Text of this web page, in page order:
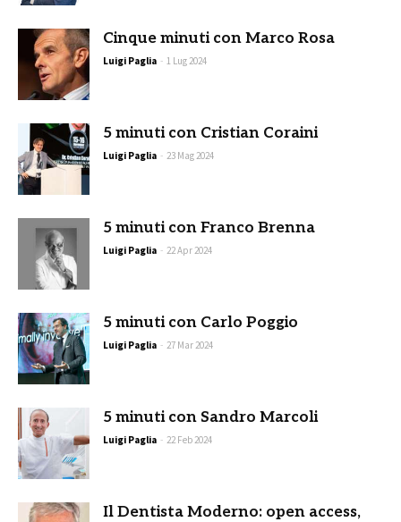
Cinque minuti con Marco Rosa
Luigi Paglia - 1 Lug 2024
5 minuti con Cristian Coraini
Luigi Paglia - 23 Mag 2024
5 minuti con Franco Brenna
Luigi Paglia - 22 Apr 2024
5 minuti con Carlo Poggio
Luigi Paglia - 27 Mar 2024
5 minuti con Sandro Marcoli
Luigi Paglia - 22 Feb 2024
Il Dentista Moderno: open access,